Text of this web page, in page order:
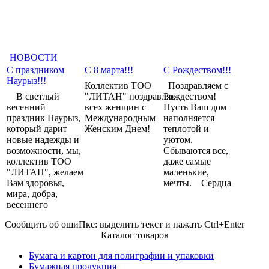
НОВОСТИ
С праздником
Наурыз!!!
В светлый
весенний
праздник Наурыз,
который дарит
новые надежды и
возможности, мы,
коллектив ТОО
"ЛИТАН", желаем
Вам здоровья,
мира, добра,
весеннего
С 8 марта!!!
Коллектив ТОО
"ЛИТАН" поздравляет
всех женщин с
Международным
Женским Днем!
С Рождеством!!!
Поздравляем с
Рождеством!
Пусть Ваш дом
наполняется
теплотой и
уютом.
Сбываются все,
даже самые
маленькие,
мечты. Сердца
Сообщить об ошиПке: выделить текст и нажать Ctrl+Enter
Каталог товаров
Бумага и картон для полиграфии и упаковки
Бумажная продукция